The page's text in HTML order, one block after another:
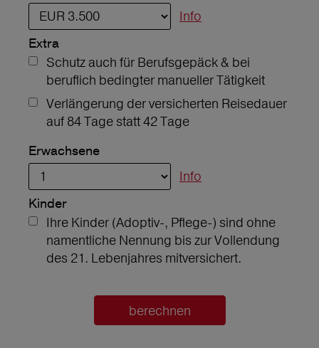
Info
Extra
Schutz auch für Berufsgepäck & bei
beruflich bedingter manueller Tätigkeit
Verlängerung der versicherten Reisedauer
auf 84 Tage statt 42 Tage
Erwachsene
Info
Kinder
Ihre Kinder (Adoptiv-, Pflege-) sind ohne
namentliche Nennung bis zur Vollendung
des 21. Lebenjahres mitversichert.
berechnen